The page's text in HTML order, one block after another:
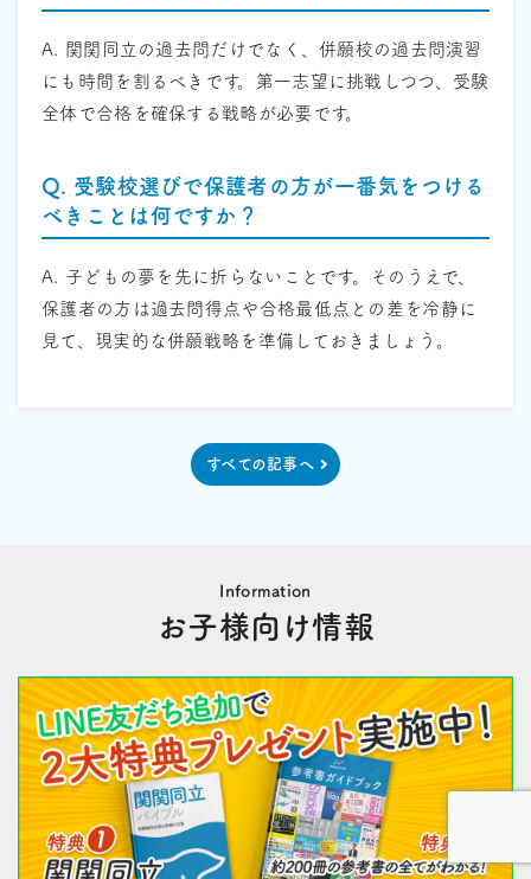
A. 関関同立の過去問だけでなく、併願校の過去問演習
にも時間を割るべきです。第一志望に挑戦しつつ、受験
全体で合格を確保する戦略が必要です。
Q. 受験校選びで保護者の方が一番気をつける
べきことは何ですか？
A. 子どもの夢を先に折らないことです。そのうえで、
保護者の方は過去問得点や合格最低点との差を冷静に
見て、現実的な併願戦略を準備しておきましょう。
すべての記事へ
Information
お子様向け情報